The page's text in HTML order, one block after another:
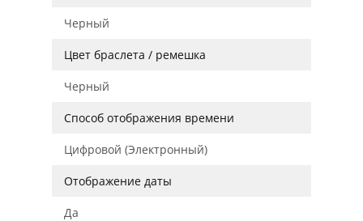
Черный
Цвет браслета / ремешка
Черный
Способ отображения времени
Цифровой (Электронный)
Отображение даты
Да